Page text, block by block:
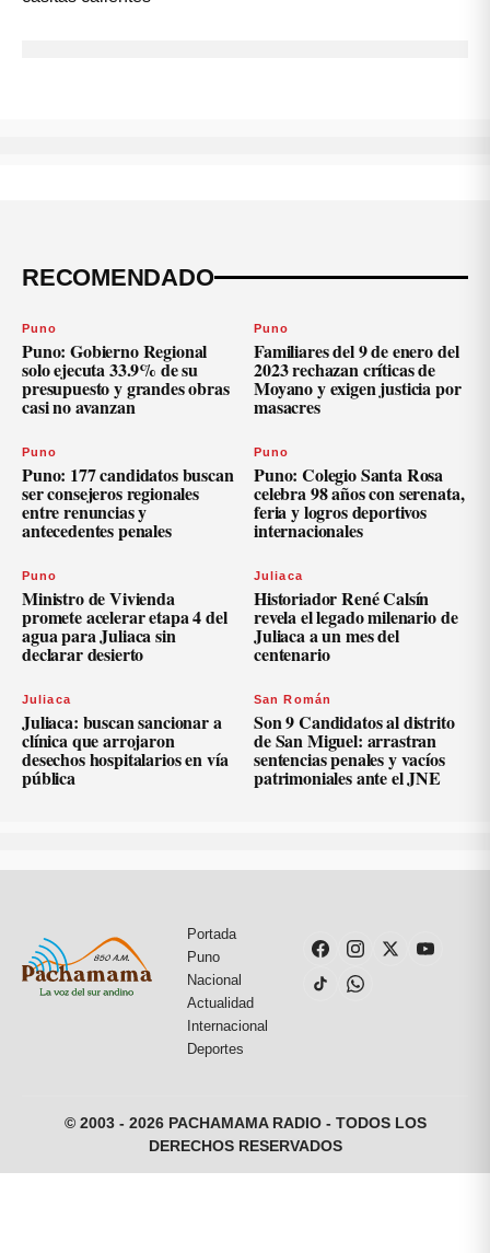
RECOMENDADO
Puno
Puno: Gobierno Regional
solo ejecuta 33.9% de su
presupuesto y grandes obras
casi no avanzan
Puno
Familiares del 9 de enero del
2023 rechazan críticas de
Moyano y exigen justicia por
masacres
Puno
Puno: 177 candidatos buscan
ser consejeros regionales
entre renuncias y
antecedentes penales
Puno
Puno: Colegio Santa Rosa
celebra 98 años con serenata,
feria y logros deportivos
internacionales
Puno
Ministro de Vivienda
promete acelerar etapa 4 del
agua para Juliaca sin
declarar desierto
Juliaca
Historiador René Calsín
revela el legado milenario de
Juliaca a un mes del
centenario
Juliaca
Juliaca: buscan sancionar a
clínica que arrojaron
desechos hospitalarios en vía
pública
San Román
Son 9 Candidatos al distrito
de San Miguel: arrastran
sentencias penales y vacíos
patrimoniales ante el JNE
Portada
Puno
Nacional
Actualidad
Internacional
Deportes
© 2003 - 2026 PACHAMAMA RADIO - TODOS LOS
DERECHOS RESERVADOS